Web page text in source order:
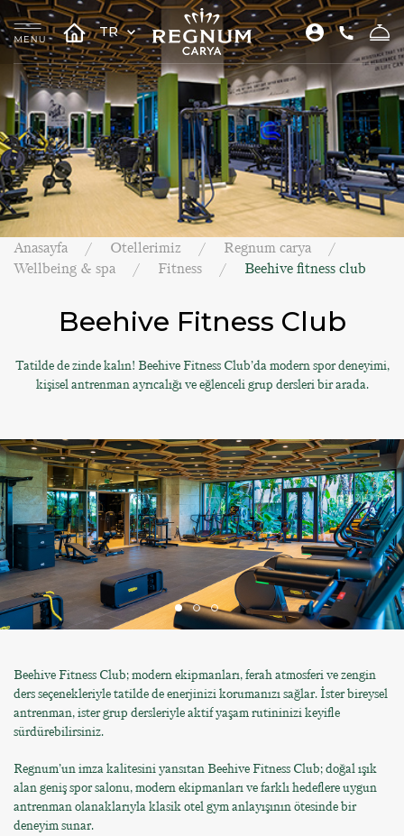
TR
Anasayfa Otellerimiz
Regnum carya
Wellbeing & spa
Fitness Beehive fitness club
Beehive Fitness Club
Tatilde de zinde kalın! Beehive Fitness Club’da modern spor deneyimi,
kişisel antrenman ayrıcalığı ve eğlenceli grup dersleri bir arada.
Beehive Fitness Club; modern ekipmanları, ferah atmosferi ve zengin
ders seçenekleriyle tatilde de enerjinizi korumanızı sağlar. İster bireysel
antrenman, ister grup dersleriyle aktif yaşam rutininizi keyifle
sürdürebilirsiniz.
Regnum’un imza kalitesini yansıtan Beehive Fitness Club; doğal ışık
alan geniş spor salonu, modern ekipmanları ve farklı hedeflere uygun
antrenman olanaklarıyla klasik otel gym anlayışının ötesinde bir
deneyim sunar.